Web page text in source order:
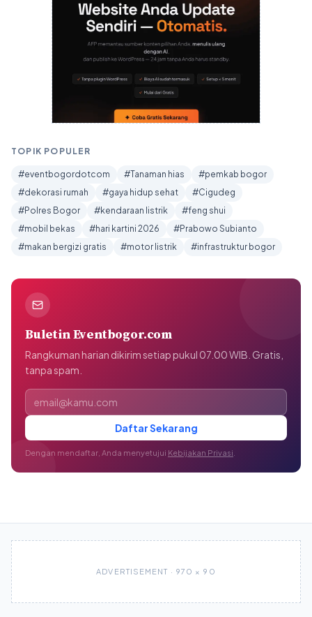
TOPIK POPULER
#eventbogordotcom #Tanaman hias
#pemkab bogor
#dekorasi rumah
#gaya hidup sehat
#Cigudeg
#Polres Bogor
#kendaraan listrik
#feng shui
#mobil bekas
#hari kartini 2026
#Prabowo Subianto
#makan bergizi gratis
#motor listrik #infrastruktur bogor
Buletin Eventbogor.com
Rangkuman harian dikirim setiap pukul 07.00 WIB. Gratis,
tanpa spam.
Alamat email
Daftar Sekarang
Dengan mendaftar, Anda menyetujui Kebijakan Privasi
ADVERTISEMENT · 970 × 90